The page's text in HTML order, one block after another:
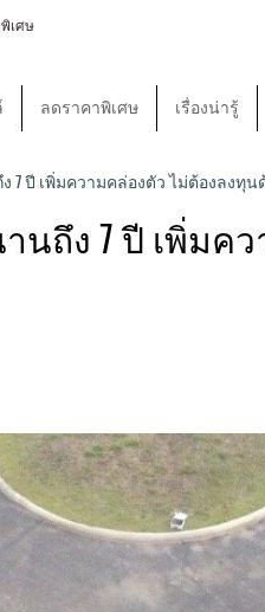
เศษ
ลดราคาพิเศษ เรื่องน่ารู้
ปี เพิ่มความคล่องตัว ไม่ต้องลงทุน
ถึง 7 ปี เพิ่มค